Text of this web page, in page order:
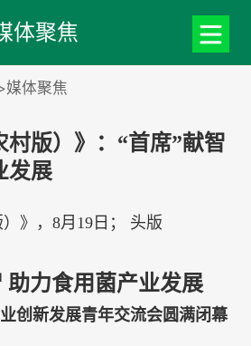
体聚焦
媒体聚焦
村版）》：“首席”献智
发展
）》，8月19日； 头版
助力食用菌产业发展
创新发展青年交流会圆满闭幕